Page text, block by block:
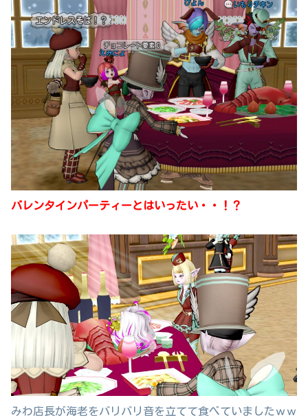
バレンタインパーティーとはいったい・・！？
みわ店長が海老をバリバリ音を立てて食べていましたｗｗ